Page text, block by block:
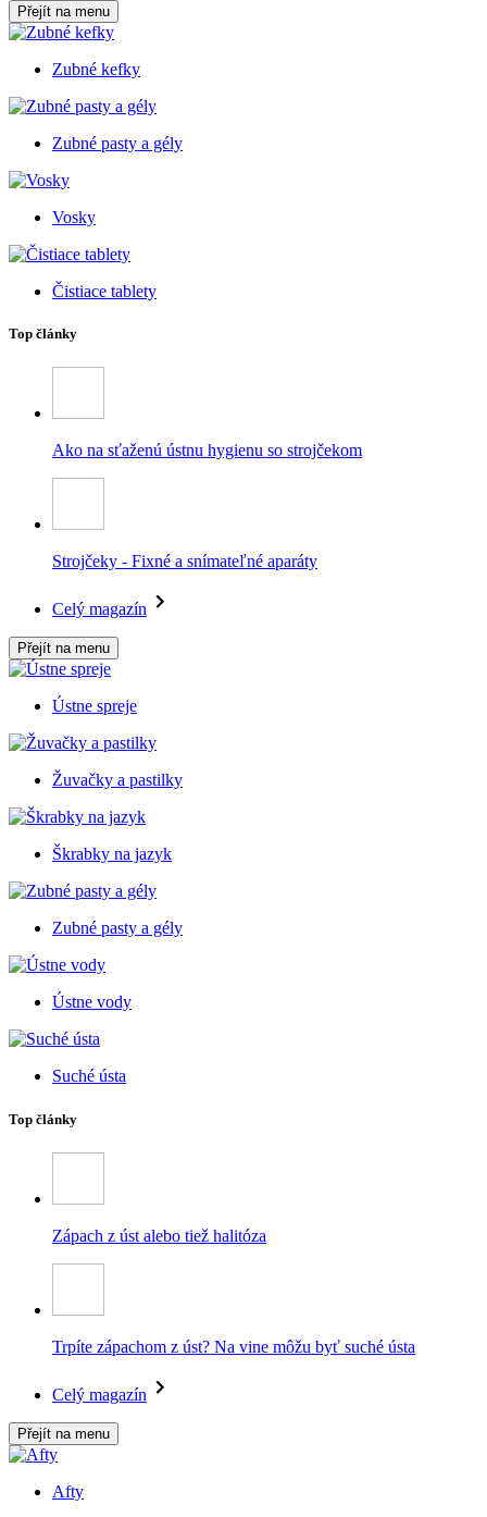
Přejít na menu
Zubné kefky
Zubné pasty a gély
Vosky
Čistiace tablety
Top články
Ako na sťaženú ústnu hygienu so strojčekom
Strojčeky - Fixné a snímateľné aparáty
Celý magazín
Přejít na menu
Ústne spreje
Žuvačky a pastilky
Škrabky na jazyk
Zubné pasty a gély
Ústne vody
Suché ústa
Top články
Zápach z úst alebo tiež halitóza
Trpíte zápachom z úst? Na vine môžu byť suché ústa
Celý magazín
Přejít na menu
Afty